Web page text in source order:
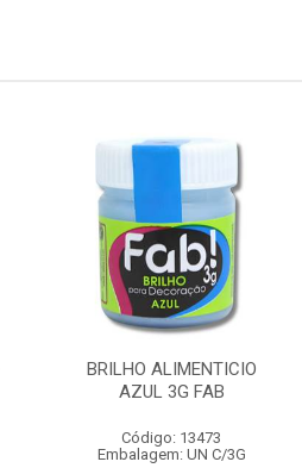
BRILHO ALIMENTICIO
AZUL 3G FAB
Código: 13473
Embalagem: UN C/3G